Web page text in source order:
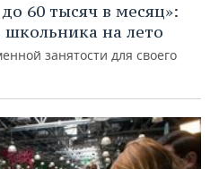
60 тысяч в месяц»:
школьника на лето
занятости для своего